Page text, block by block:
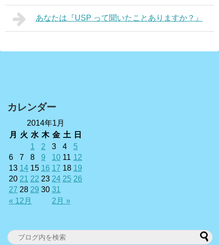
あなたは『USP って聞いたことありますか？』
カレンダー
2014年1月
月
火 水 木 金 土 日
« 12月 2月 »
1 2 3 4
5
6
7 8 9 10 11 12
13 14 15 16 17 18 19
20 21 22 23 24 25 26
27 28 29 30 31